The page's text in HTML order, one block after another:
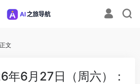
正文
年6月27日（周六）：